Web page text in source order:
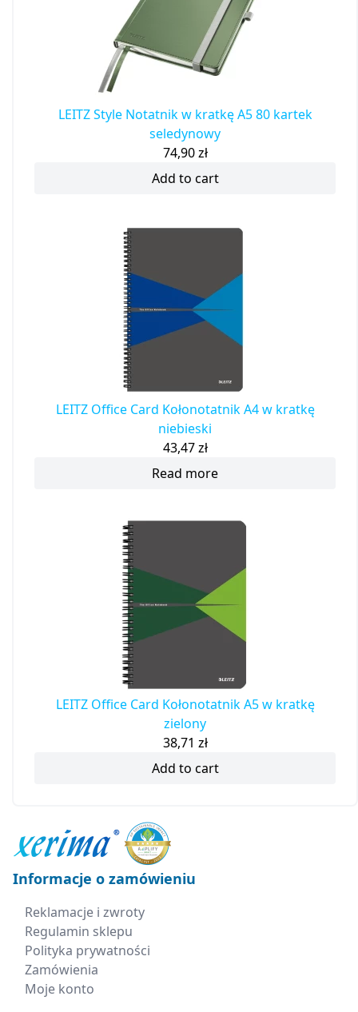
LEITZ Style Notatnik w kratkę A5 80 kartek
seledynowy
74,90zł
Add to cart
LEITZ Office Card Kołonotatnik A4 w kratkę
niebieski
43,47zł
Read more
LEITZ Office Card Kołonotatnik A5 w kratkę
zielony
38,71 zł
Add to cart
Informacje o zamówieniu
Reklamacje i zwroty
Regulamin sklepu
Polityka prywatności
Zamówienia
Moje konto